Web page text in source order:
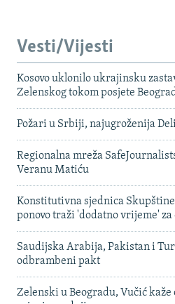
Vesti/Vijesti
Kosovo uklonilo ukrajinsku
Zelenskog tokom posjete
Požari u Srbiji, najugroženija
Regionalna mreža
Veranu Matiću
Konstitutivna sjednica
ponovo traži 'dodatno vrijeme' za
Saudijska Arabija, Pakistan i
odbrambeni pakt
Zelenski u Beogradu, Vučić